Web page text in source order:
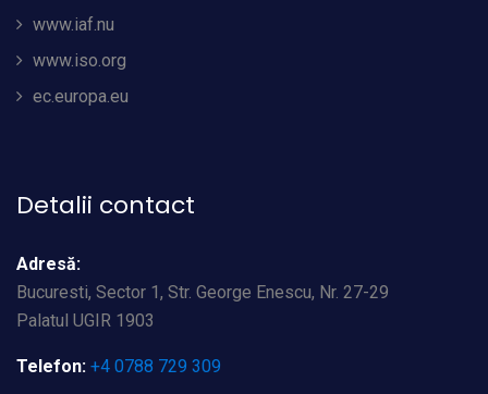
www.iaf.nu
www.iso.org
ec.europa.eu
Detalii contact
Adresă:
Bucuresti, Sector 1, Str. George Enescu, Nr. 27-29
Palatul UGIR 1903
Telefon: +4 0788 729 309